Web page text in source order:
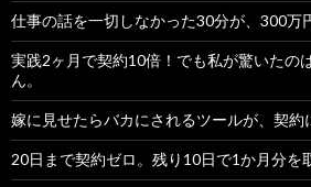
仕事の話を一切しなかった30分が、300万
実践2ヶ月で契約10倍！でも私が驚いたの
ん。
嫁に見せたらバカにされるツールが、契約
20日まで契約ゼロ。残り10日で1か月分を